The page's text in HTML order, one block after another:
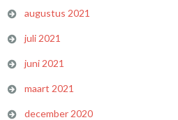
augustus 2021
juli 2021
juni 2021
maart 2021
december 2020